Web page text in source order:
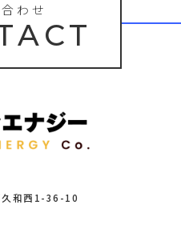
わせ
久和西1-36-10